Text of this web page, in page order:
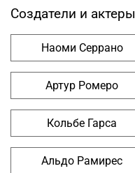
Создатели и актеры
Наоми Серрано
Артур Ромеро
Кольбе Гарса
Альдо Рамирес